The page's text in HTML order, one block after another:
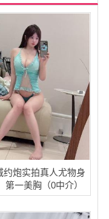
约炮实拍真人尤物身
第一美胸（0中介）